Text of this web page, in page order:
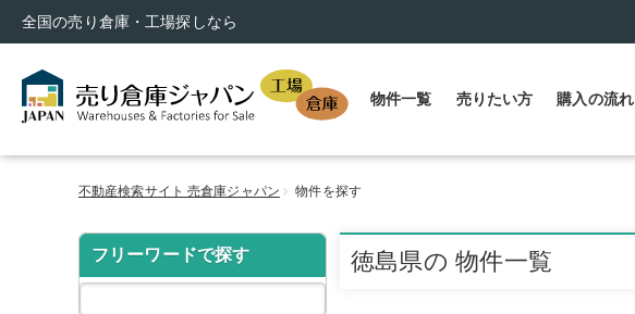
全国の売り倉庫・工場探しなら
物件一覧 売りたい方 購入の流れ
不動産検索サイト 売倉庫ジャパン 物件を探す
フリーワードで探す 徳島県の 物件一覧